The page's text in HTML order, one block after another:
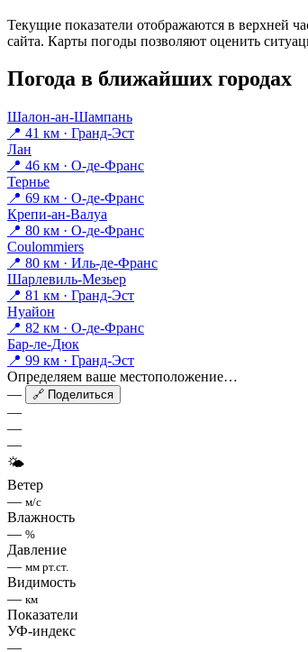
Текущие показатели отображаются в верхней
сайта. Карты погоды позволяют оценить
Погода в ближайших городах
Шалон-ан-Шампань
📍 41 км · Гранд-Эст
Лан
📍 46 км · О-де-Франс
Тернье
📍 69 км · О-де-Франс
Крепи-ан-Валуа
📍 80 км · О-де-Франс
Coulommiers
📍 80 км · Иль-де-Франс
Шарлевиль-Мезьер
📍 81 км · Гранд-Эст
Нуайон
📍 82 км · О-де-Франс
Бар-ле-Дюк
📍 99 км · Гранд-Эст
Определяем ваше местоположение…
—
🔗 Поделиться
—
—
—
🌤
Ветер
— м/с
Влажность
— %
Давление
— мм рт.ст.
Видимость
— км
Показатели
УФ-индекс
—